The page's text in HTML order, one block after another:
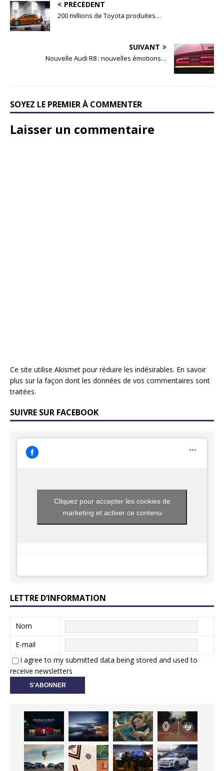
PRÉCÉDENT
200 millions de Toyota produites…
SUIVANT
Nouvelle Audi R8 : nouvelles émotions…
SOYEZ LE PREMIER À COMMENTER
Laisser un commentaire
Ce site utilise Akismet pour réduire les indésirables. En savoir
plus sur la façon dont les données de vos commentaires sont
traitées.
SUIVRE SUR FACEBOOK
Cliquez pour accepter les cookies de
marketing et activer ce contenu
LETTRE D’INFORMATION
Nom
E-mail
I agree to my submitted data being stored and used to
receive newsletters